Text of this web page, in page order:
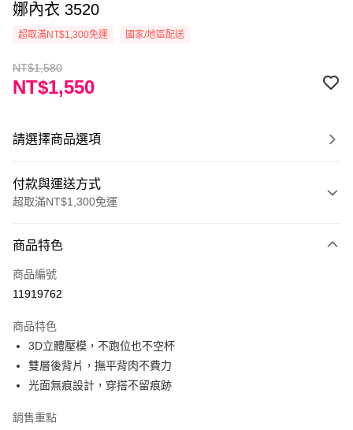
娜內衣 3520
超取滿NT$1,300免運 國家/地區配送
NT$1,580
NT$1,550
請選擇商品選項
付款與運送方式
超取滿NT$1,300免運
信用卡一次付款
超商取貨付款
運送方式
全家取貨付款
每筆NT$90，滿NT$1,300(含以上)免運費
每筆NT$90，滿NT$1,300(含以上)免運費
商品特色
商品編號
11919762
商品特色
3D立體壓模，不跑位也不空杯
雙層後背片，撫平背肉不費力
光面無痕設計，穿搭不留痕跡
銷售重點